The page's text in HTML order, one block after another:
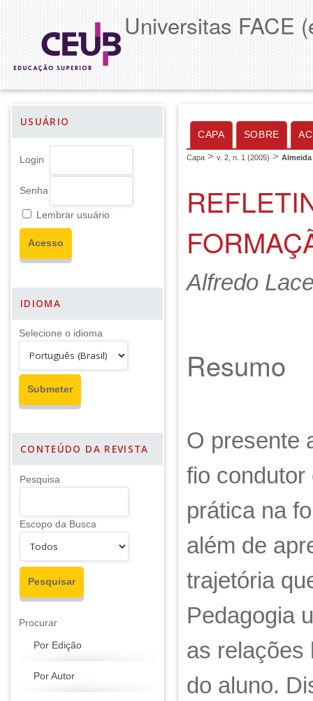
Universitas FACE
USUÁRIO
Login
Senha
Lembrar usuário
IDIOMA
Selecione o idioma
CONTEÚDO DA REVISTA
Pesquisa
Escopo da Busca
Procurar
Por Edição
Por Autor
CAPA SOBRE
Capa > v. 2, n. 1 (2005) > Almeida
Alfredo
Resumo
O presente
fio condutor
prática na
além de
trajetória
Pedagogia
as relações
do aluno.